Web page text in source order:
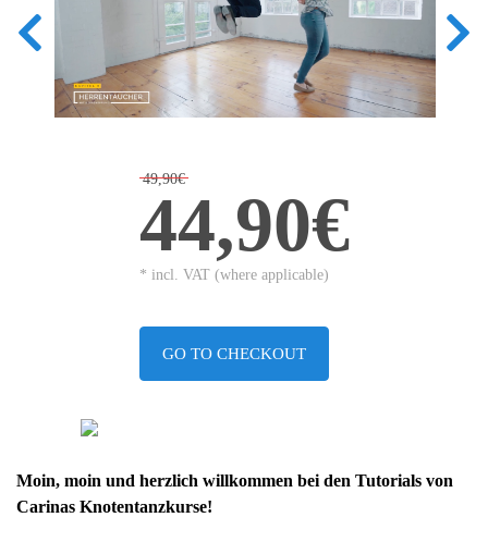
49,90€
44,90€
* incl. VAT (where applicable)
GO TO CHECKOUT
Moin, moin und herzlich willkommen bei den Tutorials von
Carinas Knotentanzkurse!